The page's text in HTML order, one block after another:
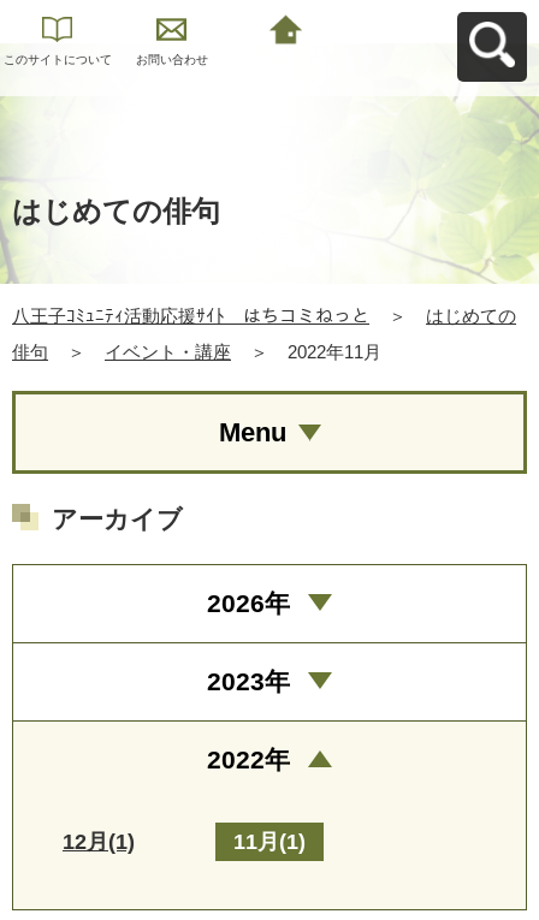
このサイトについて お問い合わせ
はじめての俳句
八王子ｺﾐｭﾆﾃｨ活動応援ｻｲﾄ はちコミねっと ＞
はじめての
俳句
＞ イベント・講座 ＞ 2022年11月
Menu
アーカイブ
2026年
2023年
2022年
12月(1) 11月(1)